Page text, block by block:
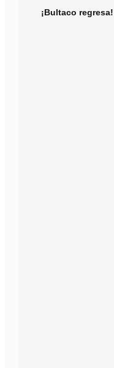
¡Bultaco